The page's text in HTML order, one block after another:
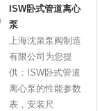
ISW卧式管道离心
泵
上海沈泉泵阀制造
有限公司为您提
供：ISW卧式管道
离心泵的性能参数
表，安装尺